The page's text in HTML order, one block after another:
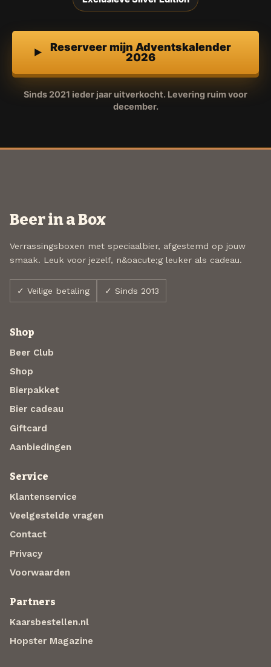
Reserveer mijn Adventskalender
2026
Sinds 2021 ieder jaar uitverkocht. Levering ruim voor
december.
Beer in a Box
Verrassingsboxen met speciaalbier, afgestemd op jouw
smaak. Leuk voor jezelf, n&oacute;g leuker als cadeau.
✓ Veilige betaling ✓ Sinds 2013
Shop
Beer Club
Shop
Bierpakket
Bier cadeau
Giftcard
Aanbiedingen
Service
Klantenservice
Veelgestelde vragen
Contact
Privacy
Voorwaarden
Partners
Kaarsbestellen.nl
Hopster Magazine